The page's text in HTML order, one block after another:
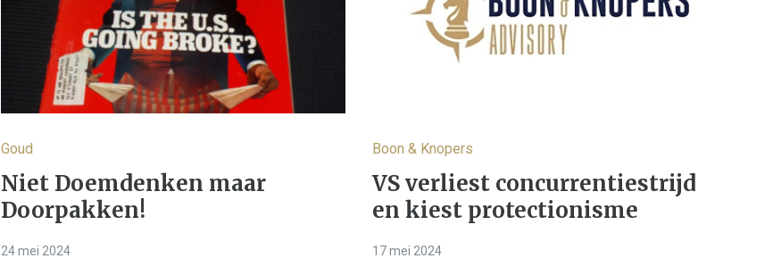
Goud
Niet Doemdenken maar
Doorpakken!
24 mei 2024
Boon & Knopers
VS verliest concurrentiestrijd
en kiest protectionisme
17 mei 2024